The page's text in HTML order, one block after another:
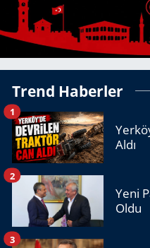
Trend Haberler
Aldı
1
Yeni
Oldu
2
3